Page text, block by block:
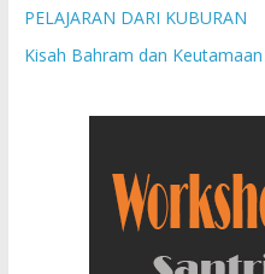
PELAJARAN DARI KUBURAN
Kisah Bahram dan